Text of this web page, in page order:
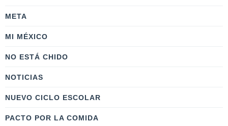
META
MI MÉXICO
NO ESTÁ CHIDO
NOTICIAS
NUEVO CICLO ESCOLAR
PACTO POR LA COMIDA